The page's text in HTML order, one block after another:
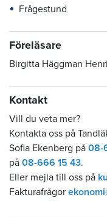
Frågestund
Föreläsare
Birgitta Häggman
Kontakt
Vill du veta mer?
Kontakta oss på
Sofia Ekenberg på 08-
på 08-666 15 43.
Eller mejla till oss på
Fakturafrågor